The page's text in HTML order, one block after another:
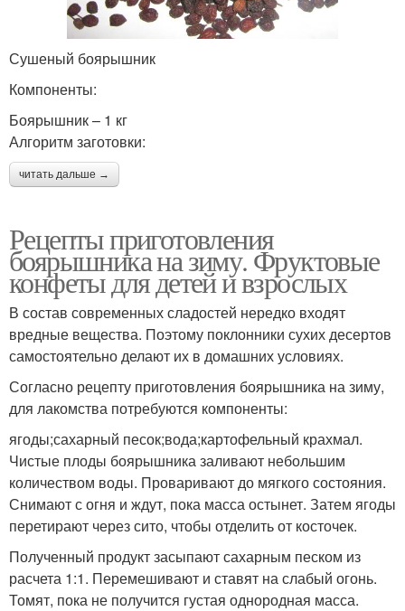
Сушеный боярышник
Компоненты:
Боярышник – 1 кг
Алгоритм заготовки:
читать дальше →
Рецепты приготовления
боярышника на зиму. Фруктовые
конфеты для детей и взрослых
В состав современных сладостей нередко входят
вредные вещества. Поэтому поклонники сухих десертов
самостоятельно делают их в домашних условиях.
Согласно рецепту приготовления боярышника на зиму,
для лакомства потребуются компоненты:
ягоды;сахарный песок;вода;картофельный крахмал.
Чистые плоды боярышника заливают небольшим
количеством воды. Проваривают до мягкого состояния.
Снимают с огня и ждут, пока масса остынет. Затем ягоды
перетирают через сито, чтобы отделить от косточек.
Полученный продукт засыпают сахарным песком из
расчета 1:1. Перемешивают и ставят на слабый огонь.
Томят, пока не получится густая однородная масса.